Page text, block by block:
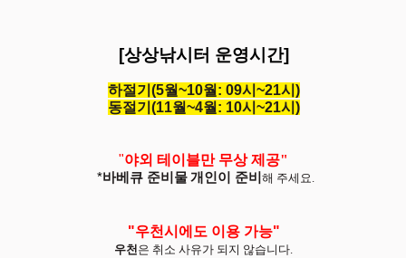
[상상낚시터 운영시간]
하절기(5월~10월: 09시~21시)
동절기(11월~4월: 10시~21시)
"야외 테이블만 무상 제공"
*바베큐 준비물 개인이 준비 해 주세요.
"우천시에도 이용 가능"
우천은 취소 사유가 되지 않습니다.